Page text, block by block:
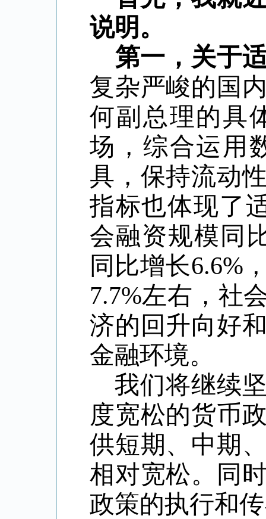
说明。
第一，关于
复杂严峻的国
何副总理的具
场，综合运用
具，保持流动
指标也体现了
会融资规模同
同比增长6.6%
7.7%左右，社
济的回升向好
金融环境。
我们将继续
度宽松的货币
供短期、中期
相对宽松。同
政策的执行和